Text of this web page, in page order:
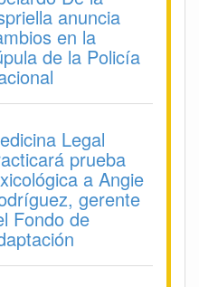
anuncia
en la
de la Policía
Legal
prueba
a Angie
gerente
Fondo de